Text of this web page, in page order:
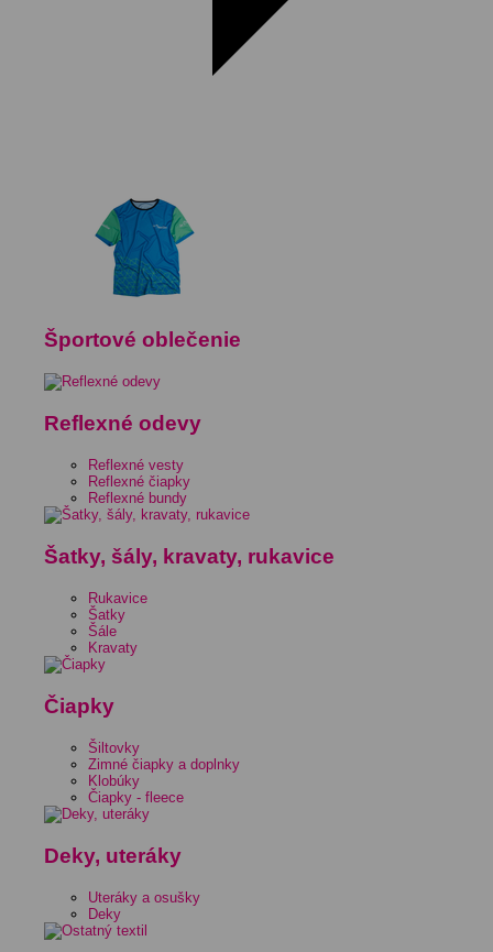
Športové oblečenie
Reflexné odevy
Reflexné vesty
Reflexné čiapky
Reflexné bundy
Šatky, šály, kravaty, rukavice
Rukavice
Šatky
Šále
Kravaty
Čiapky
Šiltovky
Zimné čiapky a doplnky
Klobúky
Čiapky - fleece
Deky, uteráky
Uteráky a osušky
Deky